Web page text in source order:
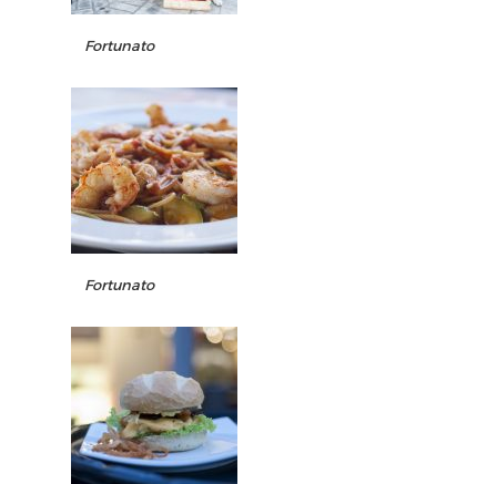
Fortunato
Fortunato